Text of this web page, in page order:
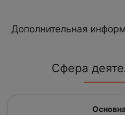
Дополнительная
Сфера